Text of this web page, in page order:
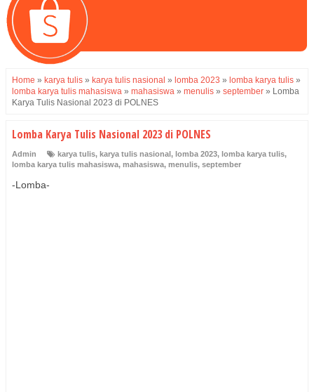
Home » karya tulis » karya tulis nasional » lomba 2023 » lomba karya tulis »
lomba karya tulis mahasiswa » mahasiswa » menulis » september » Lomba
Karya Tulis Nasional 2023 di POLNES
Lomba Karya Tulis Nasional 2023 di POLNES
Admin karya tulis, karya tulis nasional, lomba 2023, lomba karya tulis,
lomba karya tulis mahasiswa, mahasiswa, menulis, september
-Lomba-